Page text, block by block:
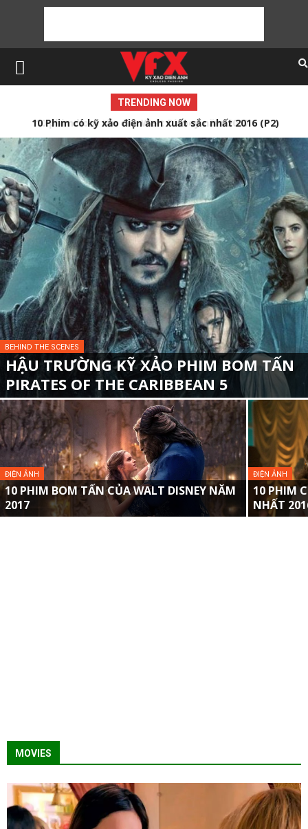
TRENDING NOW
10 Phim có kỹ xảo điện ảnh xuất sắc nhất 2016 (P2)
BEHIND THE SCENES
HẬU TRƯỜNG KỸ XẢO PHIM BOM TẤN
PIRATES OF THE CARIBBEAN 5
ĐIỆN ẢNH
10 PHIM BOM TẤN CỦA WALT DISNEY NĂM
2017
ĐIỆN ẢNH
10 PHIM
NHẤT
MOVIES